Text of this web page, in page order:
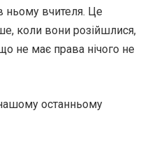
ньому вчителя. Це
коли вони розійшлися,
не має права нічого не
нашому останньому